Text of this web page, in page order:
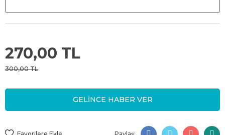
270,00 TL
300,00 TL
GELİNCE HABER VER
Paylaş: